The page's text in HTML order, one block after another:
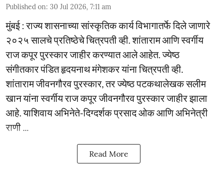
Published on: 30 Jul 2026, 7:11 am
मुंबई : राज्य शासनाच्या सांस्कृतिक कार्य विभागातर्फे दिले जाणारे
२०२५ सालचे प्रतिष्ठेचे चित्रपती व्ही. शांताराम आणि स्वर्गीय
राज कपूर पुरस्कार जाहीर करण्यात आले आहेत. ज्येष्ठ
संगीतकार पंडित हृदयनाथ मंगेशकर यांना चित्रपती व्ही.
शांताराम जीवनगौरव पुरस्कार, तर ज्येष्ठ पटकथालेखक सलीम
खान यांना स्वर्गीय राज कपूर जीवनगौरव पुरस्कार जाहीर झाला
आहे. याशिवाय अभिनेते-दिग्दर्शक प्रसाद ओक आणि अभिनेत्री
राणी ...
Read More